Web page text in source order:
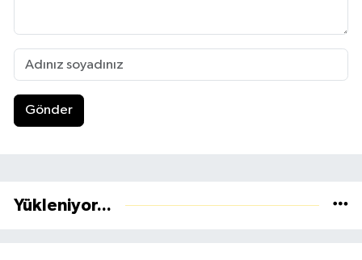
Gönder
Yükleniyor...